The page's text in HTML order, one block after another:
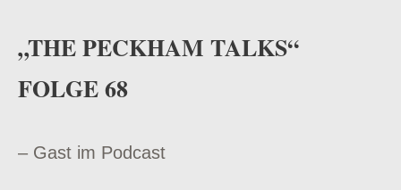
„THE PECKHAM TALKS“
FOLGE 68
– Gast im Podcast